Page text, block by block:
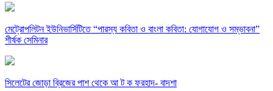
মেট্রোপলিটন ইউনিভার্সিটিতে “পারস্য কবিতা ও বাংলা কবিতা: যোগাযোগ ও সম্ভাবনা”
শীর্ষক সেমিনার
সিলেটের জোড়া ব্রিজের পাশ থেকে আ ট ক ফরহাদ- বাদশা